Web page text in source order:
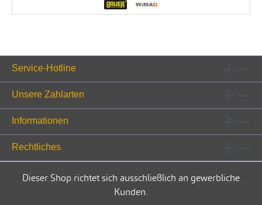
Service-Hotline
Unsere Zahlarten
Informationen
Rechtliches
Dieser Shop richtet sich ausschließlich an gewerbliche
Kunden.